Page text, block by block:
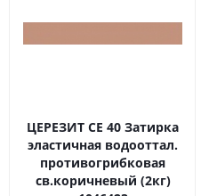
ЦЕРЕЗИТ CE 40 Затирка
эластичная водооттал.
противогрибковая
св.коричневый (2кг)